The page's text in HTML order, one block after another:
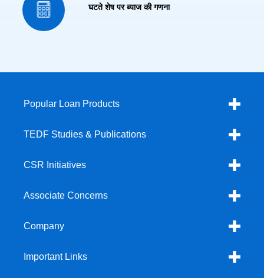
घटते शेष पर ब्याज की गणना
Popular Loan Products
TEDF Studies & Publications
CSR Initiatives
Associate Concerns
Company
Important Links